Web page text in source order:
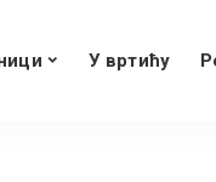
У вртићу